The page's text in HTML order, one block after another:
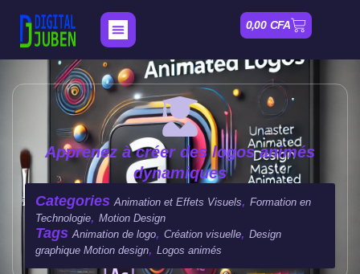
0,00 CFA
Apprenez à créer des logos animés
dynamiques
Categories Animation et Effets Visuels, Formation en
Technologie, Motion Design
Tags Animation de logo, Création visuelle, Design
graphique Motion design, Logos animés